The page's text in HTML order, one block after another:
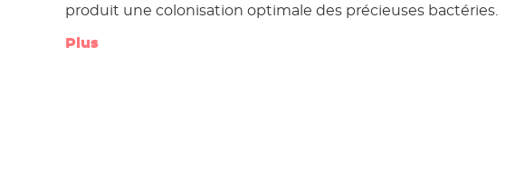
produit une colonisation optimale des précieuses bactéries.
Plus